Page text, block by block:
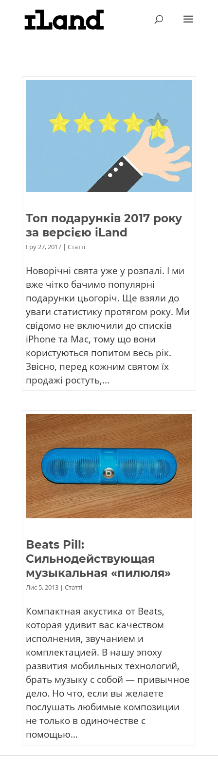
Топ подарунків 2017 року
за версією iLand
Гру 27, 2017| Статті
Новорічні свята уже у розпалі. І ми
вже чітко бачимо популярні
подарунки цьогоріч. Ще взяли до
уваги статистику протягом року. Ми
свідомо не включили до списків
iPhone та Mac, тому що вони
користуються попитом весь рік.
Звісно, перед кожним святом їх
продажі ростуть,...
Beats Pill:
Сильнодействующая
музыкальная «пилюля»
Лис 5, 2013| Статті
Компактная акустика от Beats,
которая удивит вас качеством
исполнения, звучанием и
комплектацией. В нашу эпоху
развития мобильных технологий,
брать музыку с собой — привычное
дело. Но что, если вы желаете
послушать любимые композиции
не только в одиночестве с
помощью...